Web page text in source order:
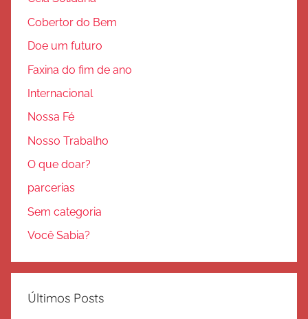
Cobertor do Bem
Doe um futuro
Faxina do fim de ano
Internacional
Nossa Fé
Nosso Trabalho
O que doar?
parcerias
Sem categoria
Você Sabia?
Últimos Posts